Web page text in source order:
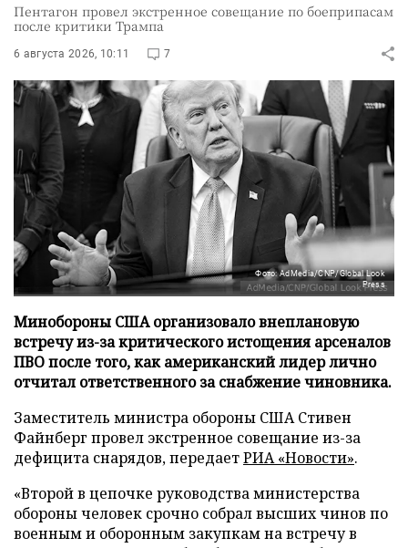
Пентагон провел экстренное совещание по боеприпасам
после критики Трампа
6 августа 2026, 10:11 7
Фото: AdMedia/CNP/Global Look
Press
Минобороны США организовало внеплановую
встречу из-за критического истощения арсеналов
ПВО после того, как американский лидер лично
отчитал ответственного за снабжение чиновника.
Заместитель министра обороны США Стивен
Файнберг провел экстренное совещание из-за
дефицита снарядов, передаетРИА «Новости».
«Второй в цепочке руководства министерства
обороны человек срочно собрал высших чинов по
военным и оборонным закупкам на встречу в